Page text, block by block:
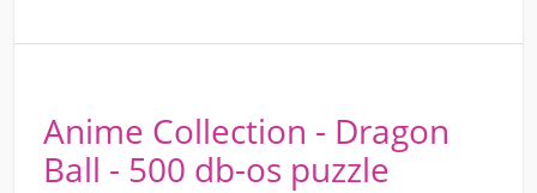
Anime Collection - Dragon
Ball - 500 db-os puzzle